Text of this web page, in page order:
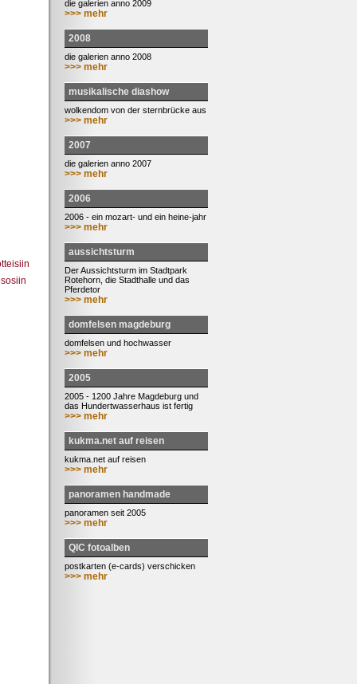
die galerien anno 2009
>>> mehr
2008
die galerien anno 2008
>>> mehr
musikalische diashow
wolkendom von der sternbrücke aus
>>> mehr
2007
die galerien anno 2007
>>> mehr
2006
2006 - ein mozart- und ein heine-jahr
>>> mehr
aussichtsturm
Der Aussichtsturm im Stadtpark
Rotehorn, die Stadthalle und das
Pferdetor
>>> mehr
domfelsen magdeburg
domfelsen und hochwasser
>>> mehr
2005
2005 - 1200 Jahre Magdeburg und
das Hundertwasserhaus ist fertig
>>> mehr
kukma.net auf reisen
kukma.net auf reisen
>>> mehr
panoramen handmade
panoramen seit 2005
>>> mehr
QIC fotoalben
postkarten (e-cards) verschicken
>>> mehr